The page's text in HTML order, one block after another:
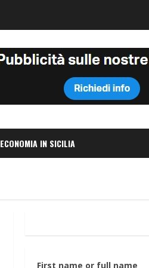
ECONOMIA IN SICILIA
First name or full name